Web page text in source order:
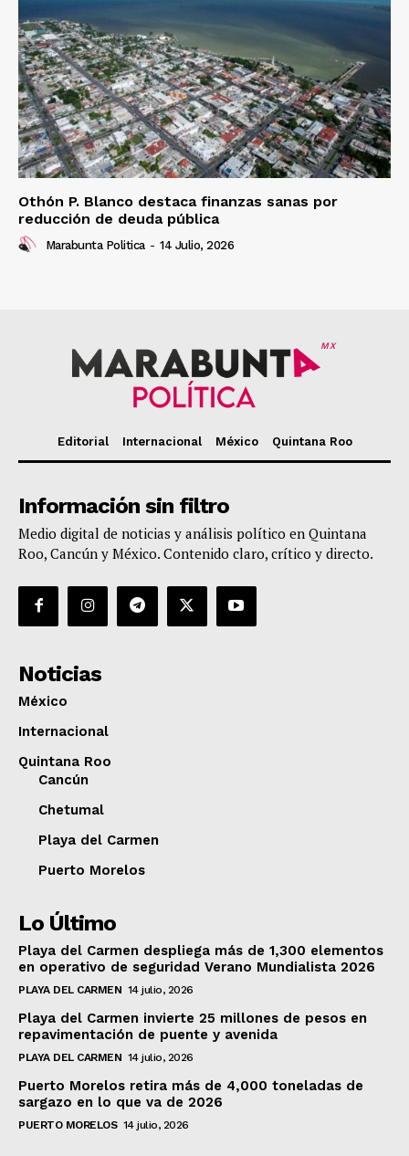
Othón P. Blanco destaca finanzas sanas por
reducción de deuda pública
Marabunta Politica - 14 Julio, 2026
MX
Editorial Internacional México Quintana Roo
Información sin filtro
Medio digital de noticias y análisis político en Quintana
Roo, Cancún y México. Contenido claro, crítico y directo.
Noticias
México
Internacional
Quintana Roo
Cancún
Chetumal
Playa del Carmen
Puerto Morelos
Lo Último
Playa del Carmen despliega más de 1,300 elementos
en operativo de seguridad Verano Mundialista 2026
PLAYA DEL CARMEN 14 julio, 2026
Playa del Carmen invierte 25 millones de pesos en
repavimentación de puente y avenida
PLAYA DEL CARMEN 14 julio, 2026
Puerto Morelos retira más de 4,000 toneladas de
sargazo en lo que va de 2026
PUERTO MORELOS 14 julio, 2026